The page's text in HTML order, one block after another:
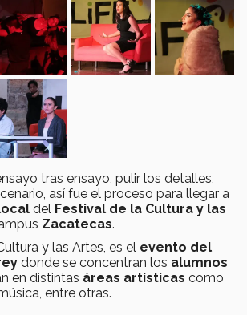
tras ensayo, pulir los detalles,
así fue el proceso para llegar a
del Festival de la Cultura y las
Zacatecas.
y las Artes, es el evento del
donde se concentran los alumnos
en distintas áreas artísticas como
entre otras.